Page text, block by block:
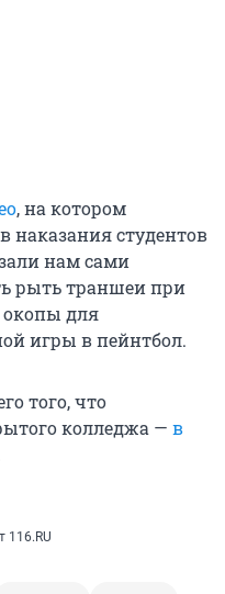
, на котором
наказания студентов
нам сами
рыть траншеи при
для
игры в пейнтбол.
того, что
колледжа — в
116.RU